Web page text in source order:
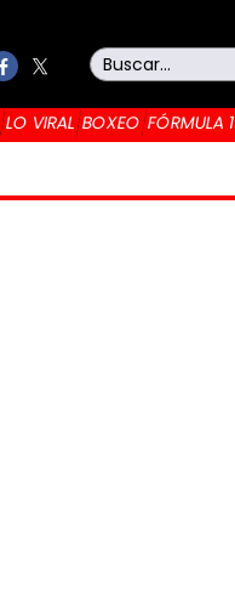
LO VIRAL BOXEO FÓRMULA 1